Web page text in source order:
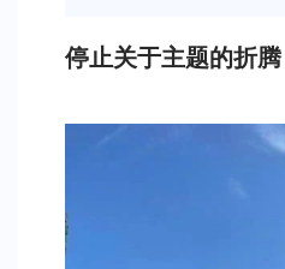
停止关于主题的折腾